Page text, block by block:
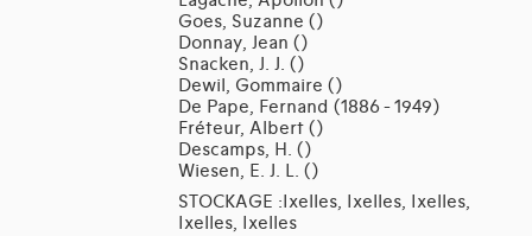
Goes, Suzanne ()
Donnay, Jean ()
Snacken, J. J. ()
Dewil, Gommaire ()
De Pape, Fernand (1886 - 1949)
Fréteur, Albert ()
Descamps, H. ()
Wiesen, E. J. L. ()
STOCKAGE :Ixelles, Ixelles, Ixelles,
Ixelles, Ixelles